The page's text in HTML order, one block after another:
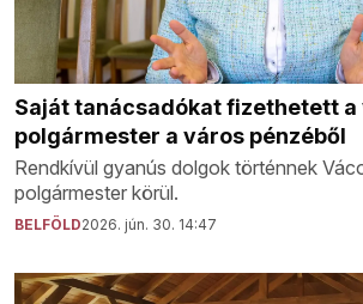
Saját tanácsadókat fizethetett a
polgármester a város pénzéből
Rendkívül gyanús dolgok történnek
polgármester körül.
BELFÖLD2026. jún. 30. 14:47